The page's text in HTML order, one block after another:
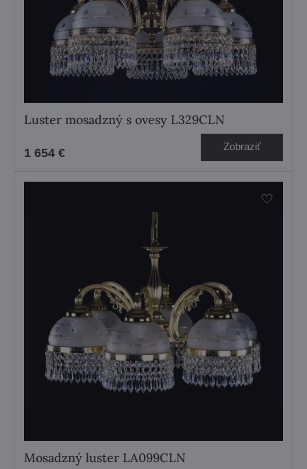
Luster mosadzný s ovesy L329CLN
1 654 € Zobraziť
Mosadzný luster LA099CLN